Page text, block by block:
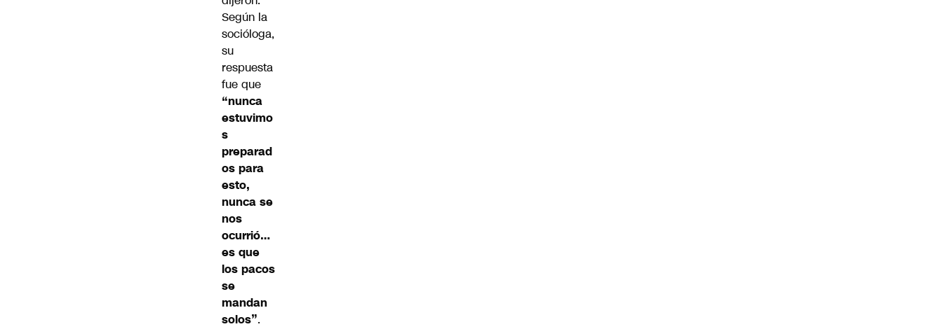
Según la
socióloga,
su
respuesta
fue que
“nunca
estuvimo
s
preparad
os para
esto,
nunca se
nos
ocurrió…
es que
los pacos
se
mandan
solos”.